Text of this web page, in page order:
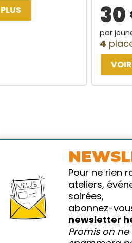
30
par
4
Pour ne rien
ateliers,
soirées,
abonnez-
newsletter
Promis on ne